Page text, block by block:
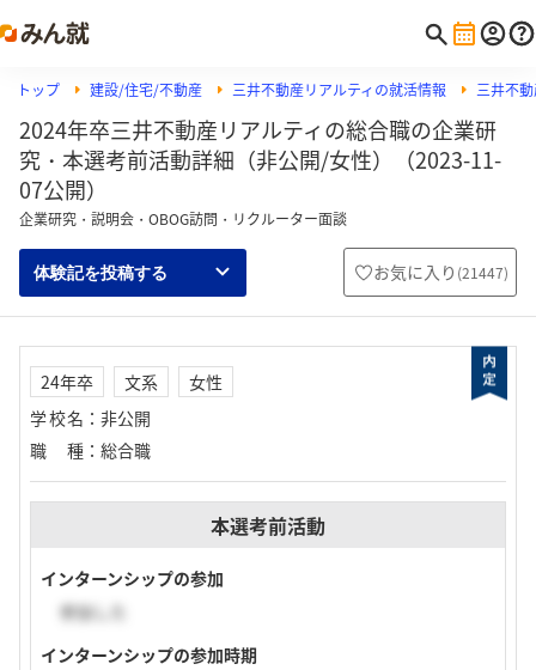
トップ 建設/住宅/不動産 三井不動産リアルティの就活情報 三井不
2024年卒三井不動産リアルティの総合職の企業研
究・本選考前活動詳細（非公開/女性）（2023-11-
07公開）
企業研究・説明会・OBOG訪問・リクルーター面談
体験記を投稿する お気に入り (21447)
24年卒 文系
女性
学校名 ： 非公開
職種 ： 総合職
本選考前活動
インターンシップの参加
参加した
インターンシップの参加時期